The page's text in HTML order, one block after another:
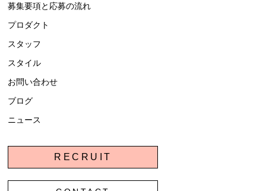
募集要項と応募の流れ
プロダクト
スタッフ
スタイル
お問い合わせ
ブログ
ニュース
RECRUIT